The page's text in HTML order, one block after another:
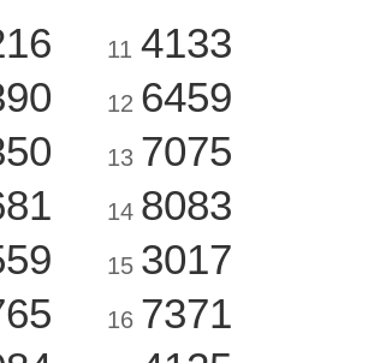
11 4133
12 6459
13 7075
14 8083
15 3017
16 7371